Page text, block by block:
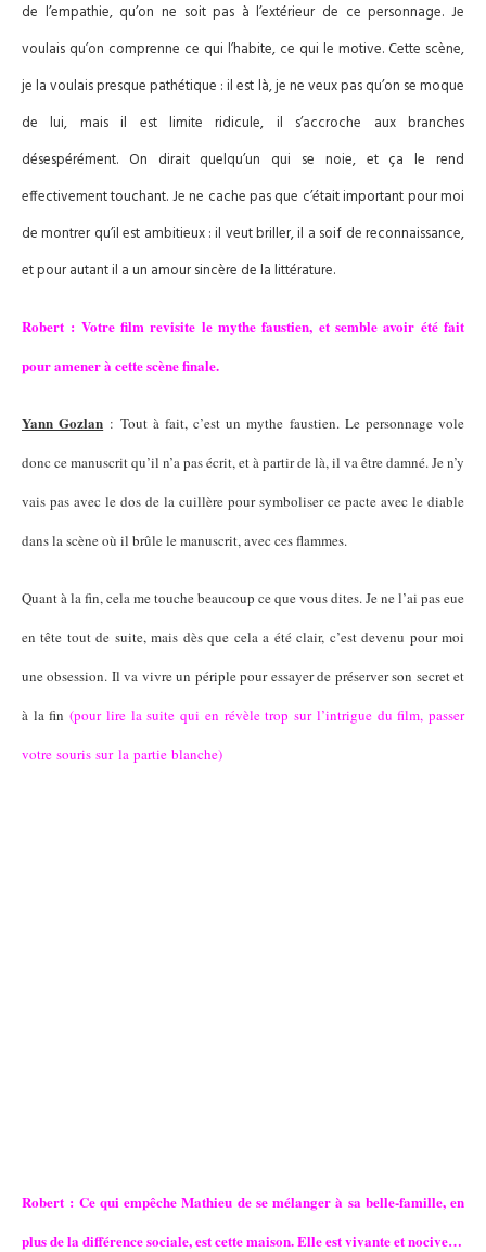
de l’empathie, qu’on ne soit pas à l’extérieur de ce personnage. Je
voulais qu’on comprenne ce qui l’habite, ce qui le motive. Cette scène,
je la voulais presque pathétique : il est là, je ne veux pas qu’on se moque
de lui, mais il est limite ridicule, il s’accroche aux branches
désespérément. On dirait quelqu’un qui se noie, et ça le rend
effectivement touchant. Je ne cache pas que c’était important pour moi
de montrer qu’il est ambitieux : il veut briller, il a soif de reconnaissance,
et pour autant il a un amour sincère de la littérature.
Robert : Votre film revisite le mythe faustien, et semble avoir été fait
pour amener à cette scène finale.
Yann Gozlan : Tout à fait, c’est un mythe faustien. Le personnage vole
donc ce manuscrit qu’il n’a pas écrit, et à partir de là, il va être damné. Je n’y
vais pas avec le dos de la cuillère pour symboliser ce pacte avec le diable
dans la scène où il brûle le manuscrit, avec ces flammes.
Quant à la fin, cela me touche beaucoup ce que vous dites. Je ne l’ai pas eue
en tête tout de suite, mais dès que cela a été clair, c’est devenu pour moi
une obsession. Il va vivre un périple pour essayer de préserver son secret et
à la fin(pour lire la suite qui en révèle trop sur l’intrigue du film, passer
votre souris sur la partie blanche)
Robert : Ce qui empêche Mathieu de se mélanger à sa belle-famille, en
plus de la différence sociale, est cette maison. Elle est vivante et nocive…